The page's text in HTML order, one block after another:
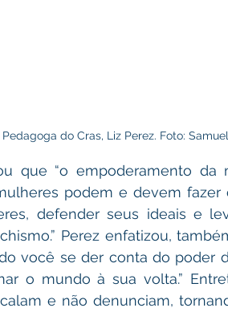
Pedagoga do Cras, Liz Perez. Foto:
que “o empoderamento da
podem e devem
defender seus ideais e
Perez enfatizou,
você se der conta do poder
o mundo à sua volta.”
e não denunciam,